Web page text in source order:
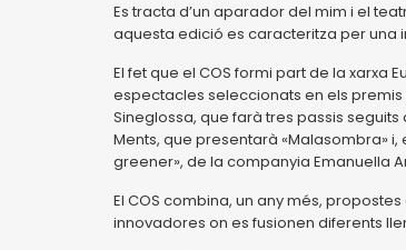
Es tracta d’un aparador del mim i el
aquesta edició es caracteritza per
El fet que el COS formi part de la xarxa
espectacles seleccionats en els premis
Sineglossa, que farà tres passis seguits
Ments, que presentarà «Malasombra» i,
greener», de la companyia Emanuella
El COS combina, un any més,
innovadores on es fusionen diferents